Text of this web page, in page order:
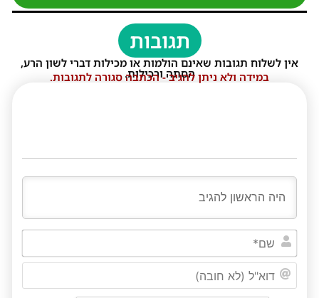
תגובות
אין לשלוח תגובות שאינם הולמות או מכילות דברי לשון הרע,
הסתה ורכילות.
במידה ולא ניתן להגיב - הכתבה סגורה לתגובות.